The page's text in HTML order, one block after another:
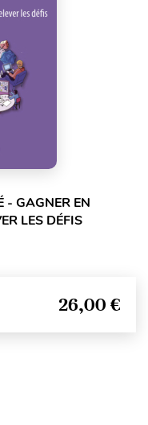
- GAGNER EN
LES DÉFIS
26,00 €